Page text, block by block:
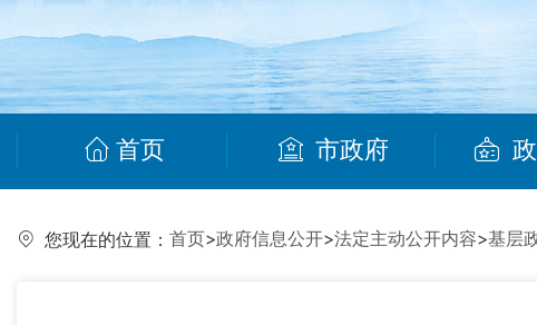
首页 市政府
您现在的位置： 首页>政府信息公开>法定主动公开内容>基层